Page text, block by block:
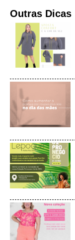
Outras Dicas